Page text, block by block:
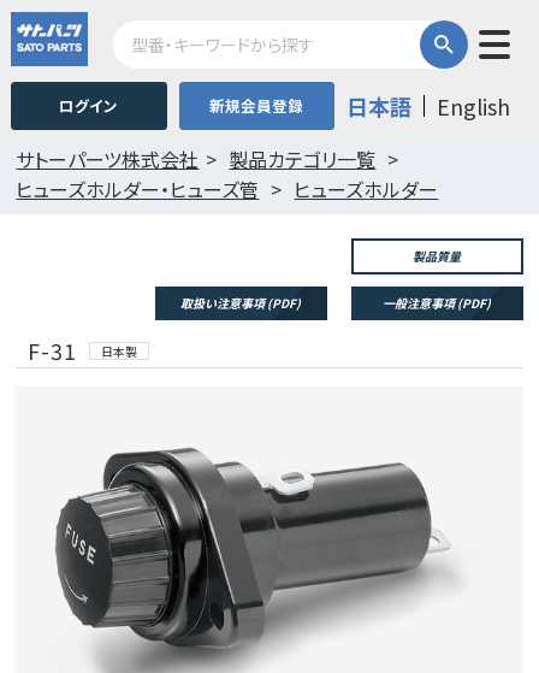
ログイン 新規会員登録 日本語 English
サトーパーツ株式会社
製品カテゴリ一覧
ヒューズホルダー・ヒューズ管
ヒューズホルダー
製品質量
取扱い注意事項 (PDF) 一般注意事項 (PDF)
F-31 日本製